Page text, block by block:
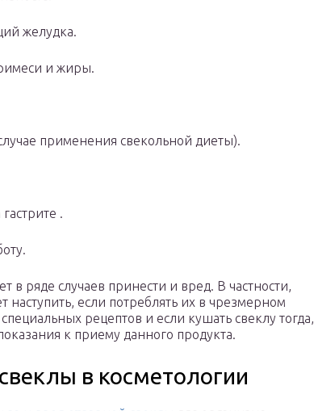
желудка.
и жиры.
применения свекольной диеты).
.
в ряде случаев принести и вред. В частности,
если потреблять их в чрезмерном
рецептов и если кушать свеклу тогда,
к приему данного продукта.
в косметологии